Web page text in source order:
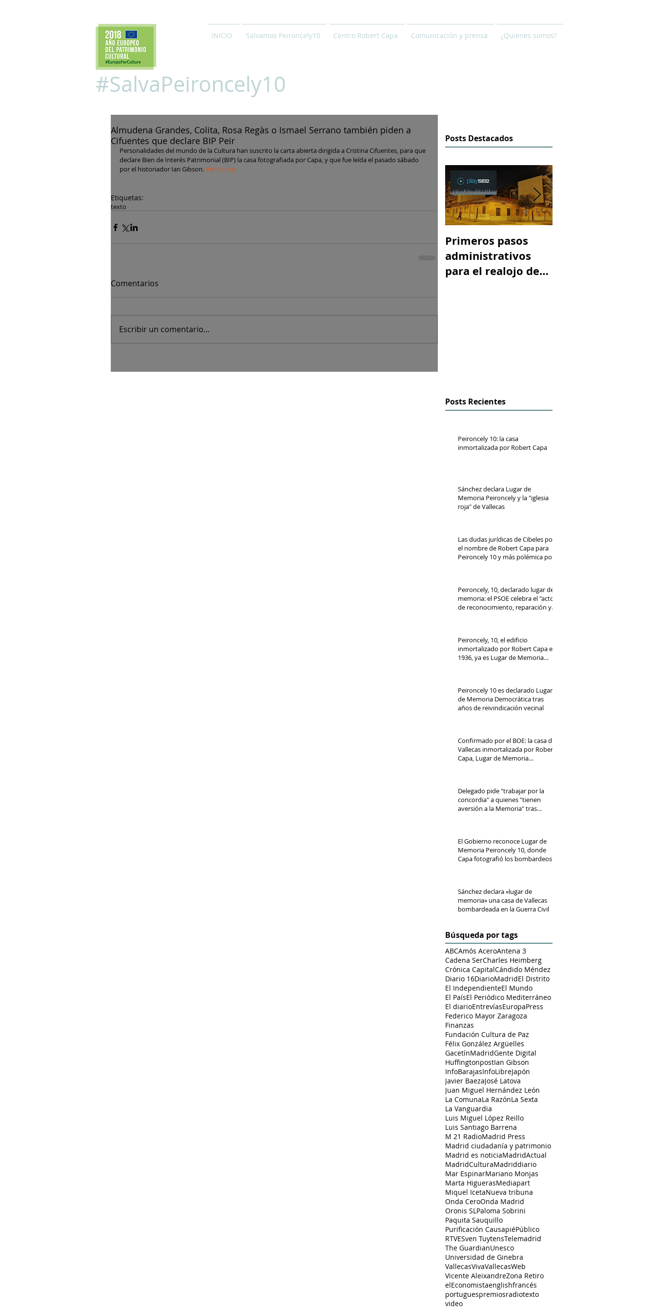
INICIO Salvamos Peironcely10 Centro Robert Capa Comunicación y prensa ¿Quienes somos?
#SalvaPeironcely10
Almudena Grandes, Colita, Rosa Regàs o Ismael Serrano también piden a
Cifuentes que declare BIP Peir
Personalidades del mundo de la Cultura han suscrito la carta abierta dirigida a Cristina Cifuentes, para que
declare Bien de Interés Patrimonial (BIP) la casa fotografiada por Capa, y que fue leída el pasado sábado
por el historiador Ian Gibson. Ver noticia
Etiquetas:
texto
Comentarios
Escribir un comentario...
Posts Destacados
Primeros pasos
administrativos
para el realojo de
Posts Recientes
Peironcely 10: la casa
inmortalizada por Robert Capa
Sánchez declara Lugar de
Memoria Peironcely y la "iglesia
roja" de Vallecas
Las dudas jurídicas de Cibeles por
el nombre de Robert Capa para
Peironcely 10 y más polémica por
Peironcely, 10, declarado lugar de
memoria: el PSOE celebra el "acto
de reconocimiento, reparación y
Peironcely, 10, el edificio
inmortalizado por Robert Capa en
1936, ya es Lugar de Memoria
Peironcely 10 es declarado Lugar
de Memoria Democrática tras
años de reivindicación vecinal
Confirmado por el BOE: la casa de
Vallecas inmortalizada por Robert
Capa, Lugar de Memoria
Delegado pide "trabajar por la
concordia" a quienes "tienen
aversión a la Memoria" tras
El Gobierno reconoce Lugar de
Memoria Peironcely 10, donde
Capa fotografió los bombardeos
Sánchez declara «lugar de
memoria» una casa de Vallecas
bombardeada en la Guerra Civil
Búsqueda por tags
ABCAmós AceroAntena 3
Cadena SerCharles Heimberg
Crónica CapitalCándido Méndez
Diario 16DiarioMadridEl Distrito
El IndependienteEl Mundo
El PaísEl Periódico Mediterráneo
El diarioEntrevíasEuropaPress
Federico Mayor Zaragoza
Finanzas
Fundación Cultura de Paz
Félix González Argüelles
GacetínMadridGente Digital
HuffingtonpostIan Gibson
InfoBarajasInfoLibreJapón
Javier BaezaJosé Latova
Juan Miguel Hernández León
La ComunaLa RazónLa Sexta
La Vanguardia
Luis Miguel López Reillo
Luis Santiago Barrena
M 21 RadioMadrid Press
Madrid ciudadanía y patrimonio
Madrid es noticiaMadridActual
MadridCulturaMadriddiario
Mar EspinarMariano Monjas
Marta HiguerasMediapart
Miquel IcetaNueva tribuna
Onda CeroOnda Madrid
Oronis SLPaloma Sobrini
Paquita Sauquillo
Purificación CausapiéPúblico
RTVESven TuytensTelemadrid
The GuardianUnesco
Universidad de Ginebra
VallecasVivaVallecasWeb
Vicente AleixandreZona Retiro
elEconomistaenglishfrancés
portuguespremiosradiotexto
video